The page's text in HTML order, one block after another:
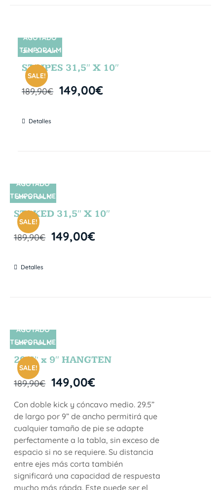
SIN STOCK
SALE!
AGOTADO
TEMPORALM
ENTE
STRIPES 31,5″ X 10″
189,90€ 149,00€
Detalles
SIN STOCK
SALE!
AGOTADO
TEMPORALME
NTE
STOKED 31,5″ X 10″
189,90€ 149,00€
Detalles
SIN STOCK
SALE!
AGOTADO
TEMPORALME
NTE
29.5″ x 9″ HANGTEN
189,90€ 149,00€
Con doble kick y cóncavo medio. 29.5”
de largo por 9” de ancho permitirá que
cualquier tamaño de pie se adapte
perfectamente a la tabla, sin exceso de
espacio si no se requiere. Su distancia
entre ejes más corta también
significará una capacidad de respuesta
mucho más rápda. Este puede ser el